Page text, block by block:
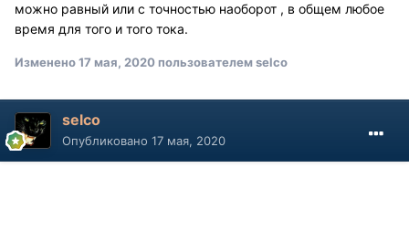
можно равный или с точностью наоборот , в общем любое
время для того и того тока.
Изменено17 мая, 2020пользователем selco
selco
Опубликовано 17 мая, 2020